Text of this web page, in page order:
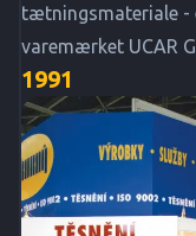
tætningsmateriale -
varemærket UCAR
1991